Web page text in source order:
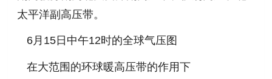
太平洋副高压带。
6月15日中午12时的全球气压图
在大范围的环球暖高压带的作用下